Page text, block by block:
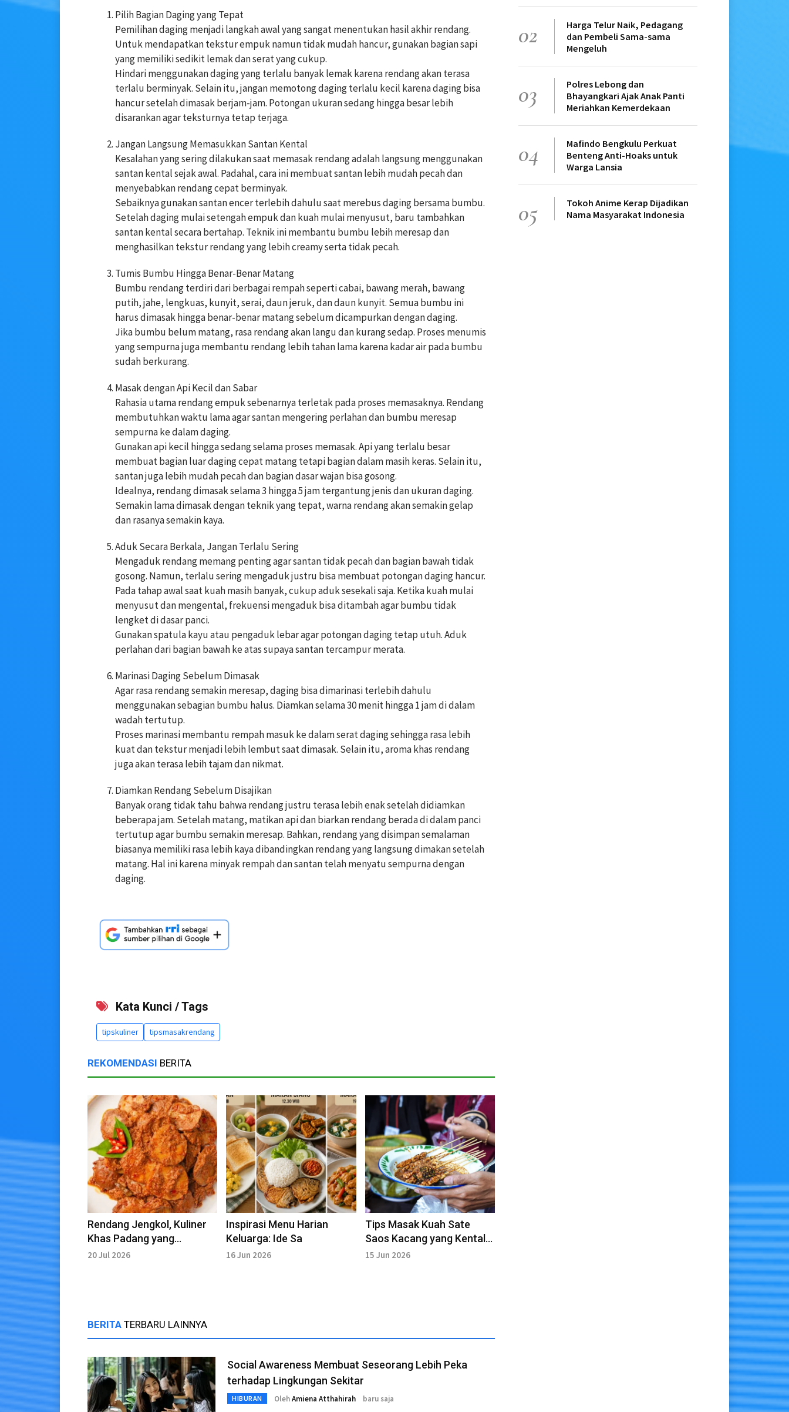
Pilih Bagian Daging yang Tepat
Pemilihan daging menjadi langkah awal yang sangat menentukan hasil akhir rendang.
Untuk mendapatkan tekstur empuk namun tidak mudah hancur, gunakan bagian sapi
yang memiliki sedikit lemak dan serat yang cukup.
Hindari menggunakan daging yang terlalu banyak lemak karena rendang akan terasa
terlalu berminyak. Selain itu, jangan memotong daging terlalu kecil karena daging bisa
hancur setelah dimasak berjam-jam. Potongan ukuran sedang hingga besar lebih
disarankan agar teksturnya tetap terjaga.
Jangan Langsung Memasukkan Santan Kental
Kesalahan yang sering dilakukan saat memasak rendang adalah langsung menggunakan
santan kental sejak awal. Padahal, cara ini membuat santan lebih mudah pecah dan
menyebabkan rendang cepat berminyak.
Sebaiknya gunakan santan encer terlebih dahulu saat merebus daging bersama bumbu.
Setelah daging mulai setengah empuk dan kuah mulai menyusut, baru tambahkan
santan kental secara bertahap. Teknik ini membantu bumbu lebih meresap dan
menghasilkan tekstur rendang yang lebih creamy serta tidak pecah.
Tumis Bumbu Hingga Benar-Benar Matang
Bumbu rendang terdiri dari berbagai rempah seperti cabai, bawang merah, bawang
putih, jahe, lengkuas, kunyit, serai, daun jeruk, dan daun kunyit. Semua bumbu ini
harus dimasak hingga benar-benar matang sebelum dicampurkan dengan daging.
Jika bumbu belum matang, rasa rendang akan langu dan kurang sedap. Proses menumis
yang sempurna juga membantu rendang lebih tahan lama karena kadar air pada bumbu
sudah berkurang.
Masak dengan Api Kecil dan Sabar
Rahasia utama rendang empuk sebenarnya terletak pada proses memasaknya. Rendang
membutuhkan waktu lama agar santan mengering perlahan dan bumbu meresap
sempurna ke dalam daging.
Gunakan api kecil hingga sedang selama proses memasak. Api yang terlalu besar
membuat bagian luar daging cepat matang tetapi bagian dalam masih keras. Selain itu,
santan juga lebih mudah pecah dan bagian dasar wajan bisa gosong.
Idealnya, rendang dimasak selama 3 hingga 5 jam tergantung jenis dan ukuran daging.
Semakin lama dimasak dengan teknik yang tepat, warna rendang akan semakin gelap
dan rasanya semakin kaya.
Aduk Secara Berkala, Jangan Terlalu Sering
Mengaduk rendang memang penting agar santan tidak pecah dan bagian bawah tidak
gosong. Namun, terlalu sering mengaduk justru bisa membuat potongan daging hancur.
Pada tahap awal saat kuah masih banyak, cukup aduk sesekali saja. Ketika kuah mulai
menyusut dan mengental, frekuensi mengaduk bisa ditambah agar bumbu tidak
lengket di dasar panci.
Gunakan spatula kayu atau pengaduk lebar agar potongan daging tetap utuh. Aduk
perlahan dari bagian bawah ke atas supaya santan tercampur merata.
Marinasi Daging Sebelum Dimasak
Agar rasa rendang semakin meresap, daging bisa dimarinasi terlebih dahulu
menggunakan sebagian bumbu halus. Diamkan selama 30 menit hingga 1 jam di dalam
wadah tertutup.
Proses marinasi membantu rempah masuk ke dalam serat daging sehingga rasa lebih
kuat dan tekstur menjadi lebih lembut saat dimasak. Selain itu, aroma khas rendang
juga akan terasa lebih tajam dan nikmat.
Diamkan Rendang Sebelum Disajikan
Banyak orang tidak tahu bahwa rendang justru terasa lebih enak setelah didiamkan
beberapa jam. Setelah matang, matikan api dan biarkan rendang berada di dalam panci
tertutup agar bumbu semakin meresap. Bahkan, rendang yang disimpan semalaman
biasanya memiliki rasa lebih kaya dibandingkan rendang yang langsung dimakan setelah
matang. Hal ini karena minyak rempah dan santan telah menyatu sempurna dengan
daging.
Kata Kunci / Tags
tipskuliner tipsmasakrendang
REKOMENDASI BERITA
Rendang Jengkol, Kuliner
Khas Padang yang
Digemari Pecinta Masakan
20 Jul 2026
Inspirasi Menu Harian
Keluarga: Ide Sa
16 Jun 2026
Tips Masak Kuah Sate
Saos Kacang yang Kental
dan Enak
15 Jun 2026
BERITA TERBARU LAINNYA
Social Awareness Membuat Seseorang Lebih Peka
terhadap Lingkungan Sekitar
HIBURAN OlehAmiena Atthahirah baru saja
02
Harga Telur Naik, Pedagang
dan Pembeli Sama-sama
Mengeluh
03
Polres Lebong dan
Bhayangkari Ajak Anak Panti
Meriahkan Kemerdekaan
04
Mafindo Bengkulu Perkuat
Benteng Anti-Hoaks untuk
Warga Lansia
05
Tokoh Anime Kerap Dijadikan
Nama Masyarakat Indonesia